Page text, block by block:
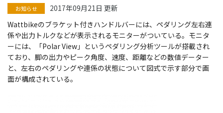
2017年09月21日 更新
Wattbikeのブラケット付きハンドルバーには、ペダリング左右連
係や出力トルクなどが表示されるモニターがついている。モニタ
ーには、「Polar View」というペダリング分析ツールが搭載され
ており、脚の出力やピーク角度、速度、距離などの数値データー
と、左右のペダリングや連係の状態について図式で示す部分で画
面が構成されている。